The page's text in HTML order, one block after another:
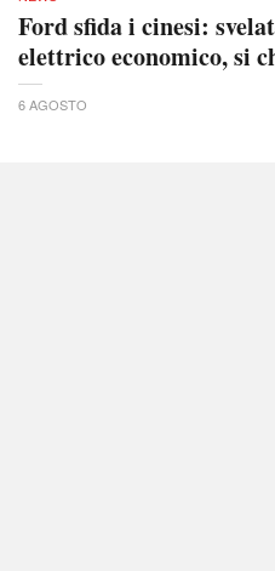
Ford sfida i cinesi:
elettrico economico, si
6 AGOSTO